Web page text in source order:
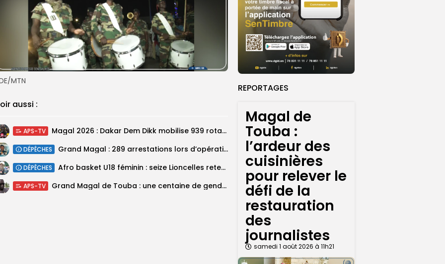
REPORTAGES
Magal de
Touba :
l’ardeur des
cuisinières
pour relever le
défi de la
restauration
des
journalistes
samedi 1 août 2026 à 11h21
MTN
aussi :
APS-TV Magal 2026 : Dakar Dem Dikk mobilise 939 rotations et transporte près...
DÉPÊCHES Grand Magal : 289 arrestations lors d’opérations préventives de sécurisation
DÉPÊCHES ‎Afro basket U18 féminin : seize Lioncelles retenues pour l’étape finale de...
APS-TV Grand Magal de Touba : une centaine de gendarmes mobilisés sur les...